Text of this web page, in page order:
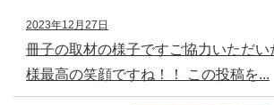
2023年12月27日
冊子の取材の様子ですご協力いただい
様最高の笑顔ですね！！ この投稿を...